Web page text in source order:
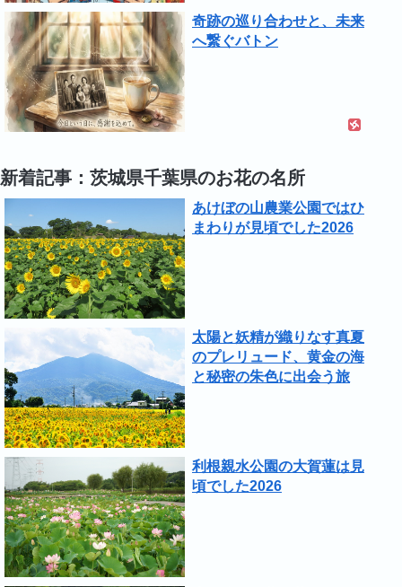
奇跡の巡り合わせと、未来
へ繋ぐバトン
新着記事：茨城県千葉県のお花の名所
あけぼの山農業公園ではひ
まわりが見頃でした2026
太陽と妖精が織りなす真夏
のプレリュード、黄金の海
と秘密の朱色に出会う旅
利根親水公園の大賀蓮は見
頃でした2026